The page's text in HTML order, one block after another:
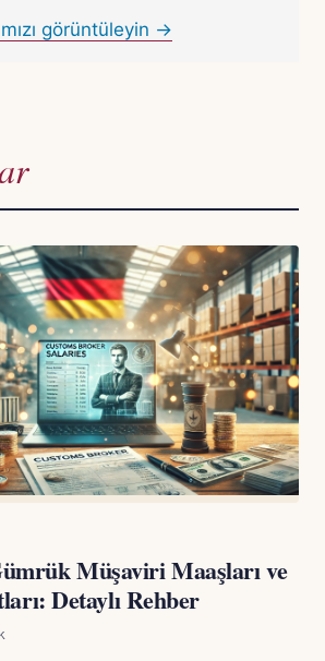
görüntüleyin →
Müşaviri Maaşları ve
Detaylı Rehber